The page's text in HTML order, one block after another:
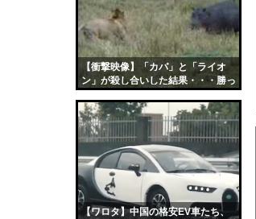
【衝撃映像】「カバ」と「ライオ
ン」が殺し合いした結果・・・勝っ
【ワロタ】中国の格安EV車たち、